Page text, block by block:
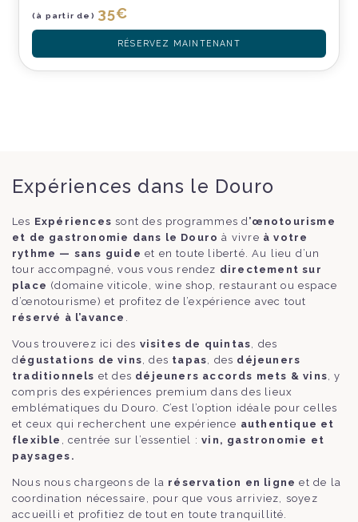
(à partir de) 35€
RÉSERVEZ MAINTENANT
Expériences dans le Douro
Les Expériencessont des programmes d’œnotourisme
et de gastronomie dans le Douro à vivre à votre
rythme — sans guide et en toute liberté. Au lieu d’un
tour accompagné, vous vous rendez directement sur
place (domaine viticole, wine shop, restaurant ou espace
d’œnotourisme) et profitez de l’expérience avec tout
réservé à l’avance .
Vous trouverez ici des visites de quintas, des
dégustations de vins, des tapas, des déjeuners
traditionnels et des déjeuners accords mets & vins, y
compris des expériences premium dans des lieux
emblématiques du Douro. C’est l’option idéale pour celles
et ceux qui recherchent une expérience authentique et
flexible , centrée sur l’essentiel :vin, gastronomie et
paysages.
Nous nous chargeons de la réservation en ligne et de la
coordination nécessaire, pour que vous arriviez, soyez
accueilli et profitiez de tout en toute tranquillité.